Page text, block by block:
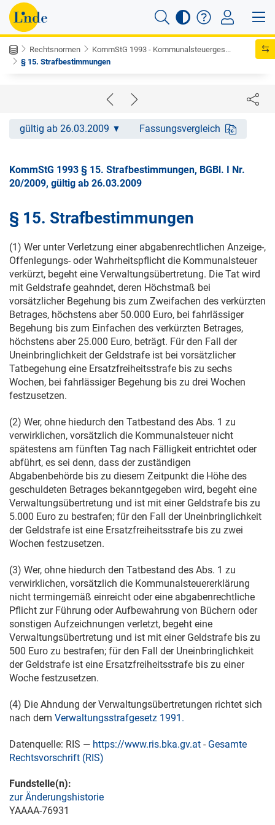
Rechtsnormen
KommStG 1993 - Kommunalsteuerges...
§ 15. Strafbestimmungen
gültig ab 26.03.2009 Fassungsvergleich
KommStG 1993 § 15. Strafbestimmungen, BGBl. I Nr.
20/2009, gültig ab 26.03.2009
§ 15. Strafbestimmungen
(1) Wer unter Verletzung einer abgabenrechtlichen Anzeige-,
Offenlegungs- oder Wahrheitspflicht die Kommunalsteuer
verkürzt, begeht eine Verwaltungsübertretung. Die Tat wird
mit Geldstrafe geahndet, deren Höchstmaß bei
vorsätzlicher Begehung bis zum Zweifachen des verkürzten
Betrages, höchstens aber 50.000 Euro, bei fahrlässiger
Begehung bis zum Einfachen des verkürzten Betrages,
höchstens aber 25.000 Euro, beträgt. Für den Fall der
Uneinbringlichkeit der Geldstrafe ist bei vorsätzlicher
Tatbegehung eine Ersatzfreiheitsstrafe bis zu sechs
Wochen, bei fahrlässiger Begehung bis zu drei Wochen
festzusetzen.
(2) Wer, ohne hiedurch den Tatbestand des Abs. 1 zu
verwirklichen, vorsätzlich die Kommunalsteuer nicht
spätestens am fünften Tag nach Fälligkeit entrichtet oder
abführt, es sei denn, dass der zuständigen
Abgabenbehörde bis zu diesem Zeitpunkt die Höhe des
geschuldeten Betrages bekanntgegeben wird, begeht eine
Verwaltungsübertretung und ist mit einer Geldstrafe bis zu
5.000 Euro zu bestrafen; für den Fall der Uneinbringlichkeit
der Geldstrafe ist eine Ersatzfreiheitsstrafe bis zu zwei
Wochen festzusetzen.
(3) Wer, ohne hiedurch den Tatbestand des Abs. 1 zu
verwirklichen, vorsätzlich die Kommunalsteuererklärung
nicht termingemäß einreicht oder eine abgabenrechtliche
Pflicht zur Führung oder Aufbewahrung von Büchern oder
sonstigen Aufzeichnungen verletzt, begeht eine
Verwaltungsübertretung und ist mit einer Geldstrafe bis zu
500 Euro zu bestrafen; für den Fall der Uneinbringlichkeit
der Geldstrafe ist eine Ersatzfreiheitsstrafe bis zu einer
Woche festzusetzen.
(4) Die Ahndung der Verwaltungsübertretungen richtet sich
nach dem Verwaltungsstrafgesetz 1991.
Datenquelle: RIS — https://www.ris.bka.gv.at - Gesamte
Rechtsvorschrift (RIS)
Fundstelle(n):
zur Änderungshistorie
YAAAA-76931